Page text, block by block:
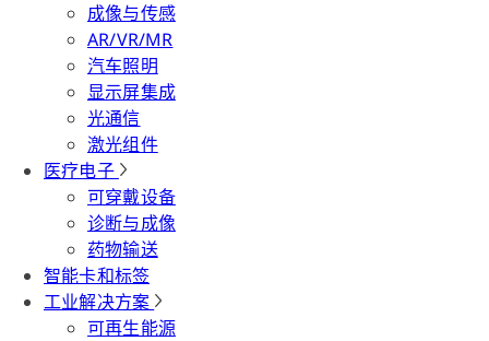
成像与传感
AR/VR/MR
汽车照明
显示屏集成
光通信
激光组件
医疗电子
可穿戴设备
诊断与成像
药物输送
智能卡和标签
工业解决方案
可再生能源